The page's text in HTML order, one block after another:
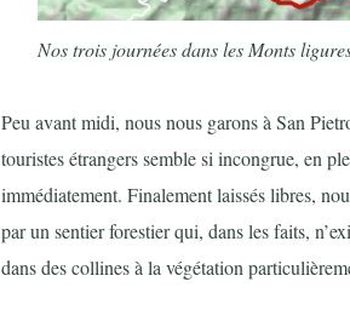
Nos trois journées dans les Monts
Peu avant midi, nous nous garons à San
touristes étrangers semble si incongrue, en
immédiatement. Finalement laissés libres,
par un sentier forestier qui, dans les faits,
dans des collines à la végétation